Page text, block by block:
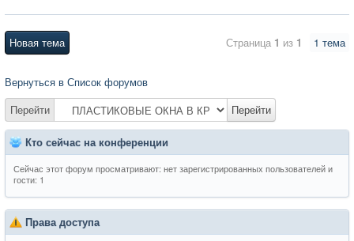
Новая тема 1 тема
Страница 1 из 1
Вернуться в Список форумов
Перейти
Перейти
Кто сейчас на конференции
Сейчас этот форум просматривают: нет зарегистрированных пользователей и
гости: 1
Права доступа